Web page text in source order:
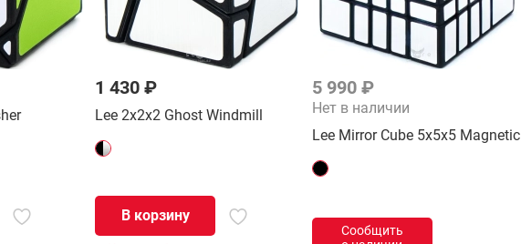
1 430 ₽
Lee 2x2x2 Ghost Windmill
В корзину
5 990 ₽
Нет в наличии
Lee Mirror Cube 5x5x5 Magnetic
Сообщить